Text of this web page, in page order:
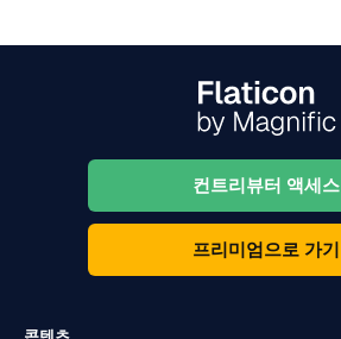
컨트리뷰터 액세스
프리미엄으로 가기